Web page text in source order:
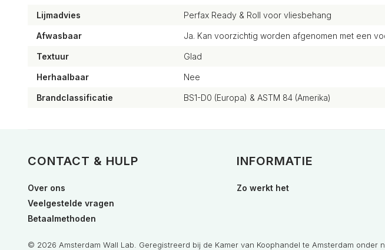
Lijmadvies Perfax Ready & Roll voor vliesbehang
Afwasbaar Ja. Kan voorzichtig worden afgenomen met een
Textuur Glad
Herhaalbaar Nee
Brandclassificatie BS1-D0 (Europa) & ASTM 84 (Amerika)
CONTACT & HULP
Over ons
Veelgestelde vragen
Betaalmethoden
INFORMATIE
Zo werkt het
© 2026 Amsterdam Wall Lab. Geregistreerd bij de Kamer van Koophandel te Amsterdam onder